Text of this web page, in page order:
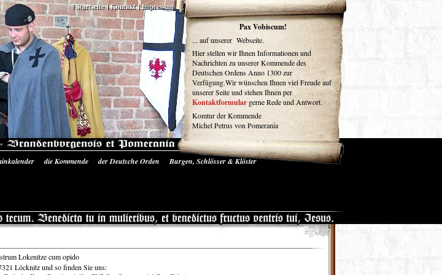
Impressum
Kontakt
Startseite
Pax Vobiscum!
... auf unserer Webseite.
Hier stellen wir Ihnen Informationen und
Nachrichten zu unserer Kommende des
Deutschen Ordens Anno 1300 zur
Verfügung.Wir wünschen Ihnen viel Freude auf
unserer Seite und stehen Ihnen per
Kontaktformular gerne Rede und Antwort.
Komtur der Kommende
Michel Petrus von Pomerania
die Kommende der Deutsche Orden
Burgen, Schlösser & Klöster
Lokenitze cum opido
Löcknitz und so finden Sie uns: